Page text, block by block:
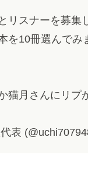
リスナーを募集
を10冊選んで
猫月さんにリプ
表